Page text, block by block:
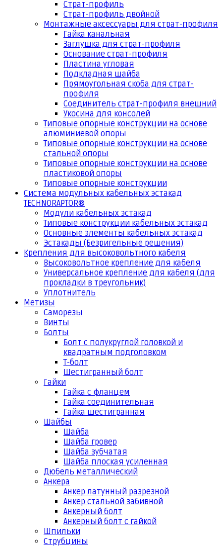
Страт-профиль
Страт-профиль двойной
Монтажные аксессуары для страт-профиля
Гайка канальная
Заглушка для страт-профиля
Основание страт-профиля
Пластина угловая
Подкладная шайба
Прямоугольная скоба для страт-
профиля
Соединитель страт-профиля внешний
Укосина для консолей
Типовые опорные конструкции на основе
алюминиевой опоры
Типовые опорные конструкции на основе
стальной опоры
Типовые опорные конструкции на основе
пластиковой опоры
Типовые опорные конструкции
Система модульных кабельных эстакад
TECHNORAPTOR®
Модули кабельных эстакад
Типовые конструкции кабельных эстакад
Основные элементы кабельных эстакад
Эстакады (Безригельные решения)
Крепления для высоковольтного кабеля
Высоковольтное крепление для кабеля
Универсальное крепление для кабеля (для
прокладки в треугольник)
Уплотнитель
Метизы
Саморезы
Винты
Болты
Болт с полукруглой головкой и
квадратным подголовком
Т-болт
Шестигранный болт
Гайки
Гайка с фланцем
Гайка соединительная
Гайка шестигранная
Шайбы
Шайба
Шайба гровер
Шайба зубчатая
Шайба плоская усиленная
Дюбель металлический
Анкера
Анкер латунный разрезной
Анкер стальной забивной
Анкерный болт
Анкерный болт с гайкой
Шпильки
Струбцины